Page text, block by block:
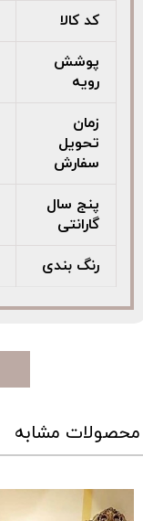
کد کالا
پوشش
رویه
زمان
تحویل
سفارش
پنج سال
گارانتی
رنگ بندی
محصولات مشابه